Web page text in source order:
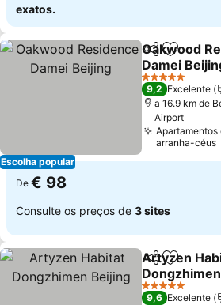
exatos.
Escolha popular
Partilhar
Oakwood
Damei
5 Estrelas
9,2 Excelente
a 16.9 km de
Airport
arranha-céus
De € 98
Consulte os preços de 3 sites
Partilhar
Artyzen
5 Estrelas
9,6 Excelente